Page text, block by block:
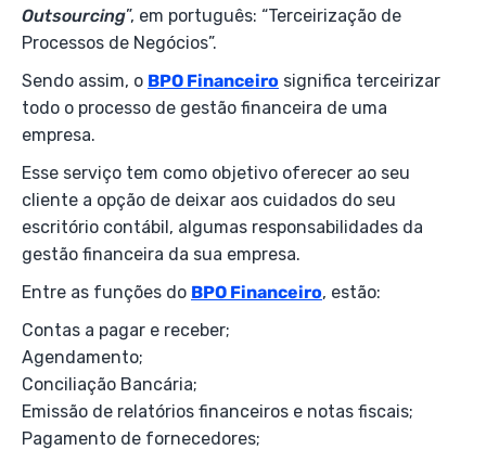
Outsourcing”, em português: “Terceirização de
Processos de Negócios”.
Sendo assim, o BPO Financeiro significa terceirizar
todo o processo de gestão financeira de uma
empresa.
Esse serviço tem como objetivo oferecer ao seu
cliente a opção de deixar aos cuidados do seu
escritório contábil, algumas responsabilidades da
gestão financeira da sua empresa.
Entre as funções do BPO Financeiro, estão:
Contas a pagar e receber;
Agendamento;
Conciliação Bancária;
Emissão de relatórios financeiros e notas fiscais;
Pagamento de fornecedores;